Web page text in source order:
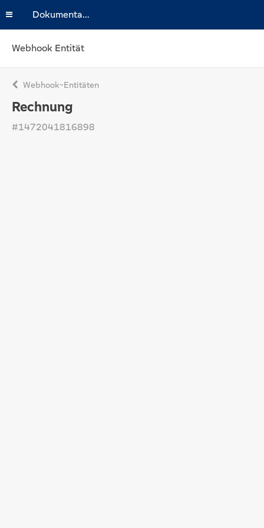
Dokumentation
Webhook Entität
Webhook-Entitäten
Rechnung
#1472041816898